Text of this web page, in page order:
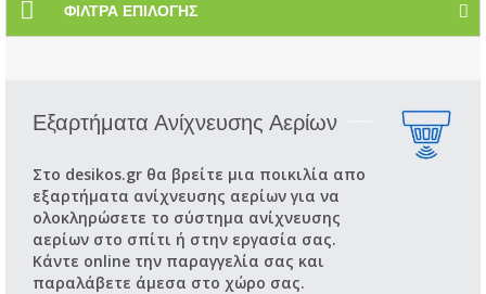
ΦΊΛΤΡΑ ΕΠΙΛΟΓΉΣ
Εξαρτήματα Ανίχνευσης Αερίων
Στο desikos.gr θα βρείτε μια ποικιλία απο
εξαρτήματα ανίχνευσης αερίων για να
ολοκληρώσετε το σύστημα ανίχνευσης
αερίων στο σπίτι ή στην εργασία σας.
Κάντε online την παραγγελία σας και
παραλάβετε άμεσα στο χώρο σας.